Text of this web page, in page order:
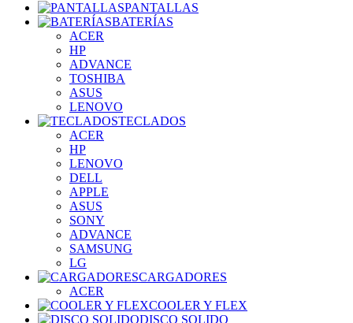
PANTALLAS
BATERÍAS
ACER
HP
ADVANCE
TOSHIBA
ASUS
LENOVO
TECLADOS
ACER
HP
LENOVO
DELL
APPLE
ASUS
SONY
ADVANCE
SAMSUNG
LG
CARGADORES
ACER
COOLER Y FLEX
DISCO SOLIDO